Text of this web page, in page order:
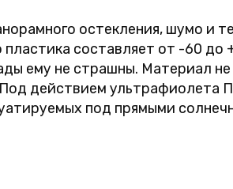
остекления, шумо и
составляет от -60 до
ему не страшны. Материал
действием ультрафиолета
под прямыми